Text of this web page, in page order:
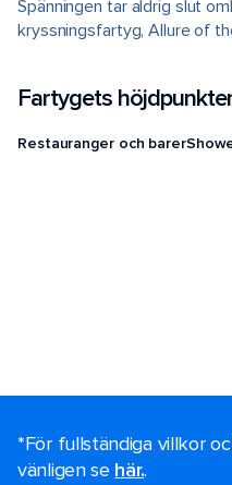
Spänningen tar aldrig slut
kryssningsfartyg, Allure of
Fartygets
Restauranger och barer
*För fullständiga villkor
vänligen se här..